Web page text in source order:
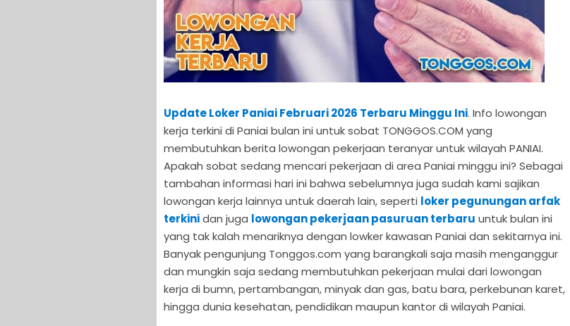
Update Loker Paniai Februari 2026 Terbaru Minggu Ini. Info lowongan
kerja terkini di Paniai bulan ini untuk sobat TONGGOS.COM yang
membutuhkan berita lowongan pekerjaan teranyar untuk wilayah PANIAI.
Apakah sobat sedang mencari pekerjaan di area Paniai minggu ini? Sebagai
tambahan informasi hari ini bahwa sebelumnya juga sudah kami sajikan
lowongan kerja lainnya untuk daerah lain, seperti loker pegunungan arfak
terkinidan juga lowongan pekerjaan pasuruan terbaru untuk bulan ini
yang tak kalah menariknya dengan lowker kawasan Paniai dan sekitarnya ini.
Banyak pengunjung Tonggos.com yang barangkali saja masih menganggur
dan mungkin saja sedang membutuhkan pekerjaan mulai dari lowongan
kerja di bumn, pertambangan, minyak dan gas, batu bara, perkebunan karet,
hingga dunia kesehatan, pendidikan maupun kantor di wilayah Paniai.